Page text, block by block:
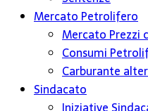
Mercato Petrolifero
Mercato Prezzi
Consumi
Carburante
Sindacato